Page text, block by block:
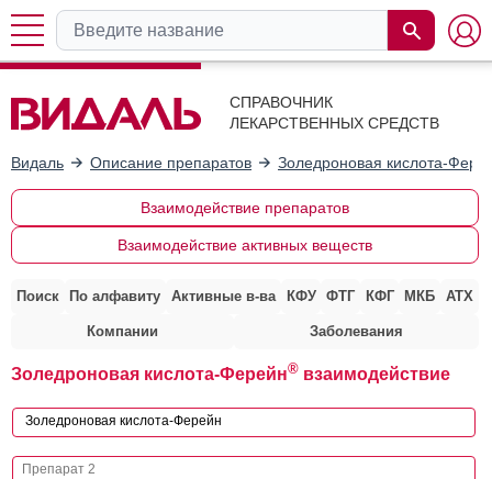
СПРАВОЧНИК
ЛЕКАРСТВЕННЫХ СРЕДСТВ
Видаль Описание препаратов Золедроновая кислота-
Взаимодействие препаратов
Взаимодействие активных веществ
Поиск По алфавиту Активные в-ва КФУ ФТГ КФГ МКБ АТХ
Компании Заболевания
Золедроновая кислота-Ферейн® взаимодействие